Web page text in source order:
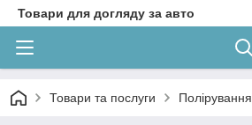
Товари для догляду за авто
Товари та послуги Полірування